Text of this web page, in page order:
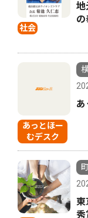
社会
あっとほー
むデスク
あ
秀